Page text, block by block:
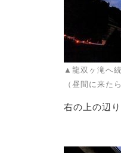
▲龍双ヶ滝へ
（昼間に来た
右の上の辺